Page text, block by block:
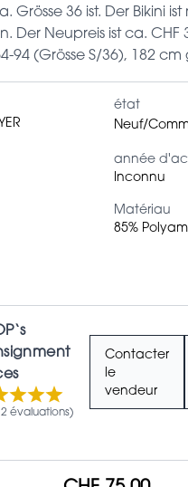
Grösse 36 ist. Der Bikini
Der Neupreis ist ca. CHF
94 (Grösse S/36), 182 cm
état
Neuf/
année
Inconnu
Matériau
85%
évaluations)
Contacter
le
vendeur